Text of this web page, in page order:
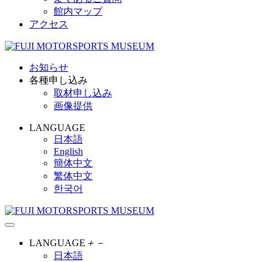
館内マップ
アクセス
お知らせ
各種申し込み
取材申し込み
画像提供
LANGUAGE
日本語
English
簡体中文
繁体中文
한국어
LANGUAGE ＋ －
日本語